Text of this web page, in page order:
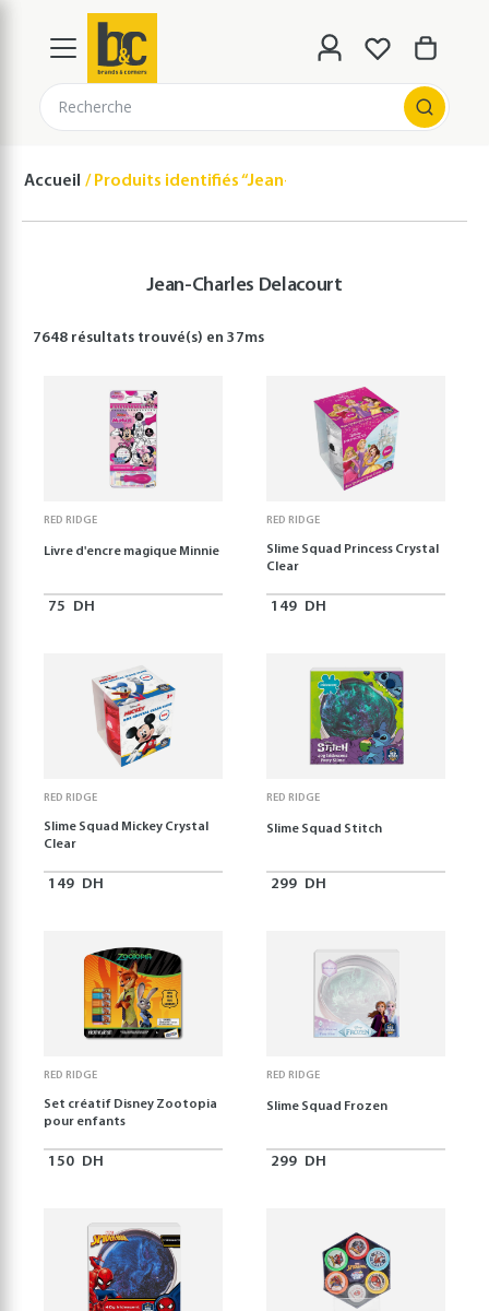
Recherche
Accueil Produits identifiés “Jean-Charles Delacourt”
Jean-Charles Delacourt
7648 résultats trouvé(s) en37ms
RED RIDGE
Livre d'encre magique Minnie
75 DH
RED RIDGE
Slime Squad Princess Crystal
Clear
149 DH
RED RIDGE
Slime Squad Mickey Crystal
Clear
149 DH
RED RIDGE
Slime Squad Stitch
299 DH
RED RIDGE
Set créatif Disney Zootopia
pour enfants
150 DH
RED RIDGE
Slime Squad Frozen
299 DH